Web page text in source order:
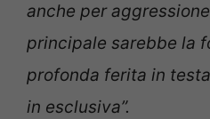
anche per
principale sarebbe la
profonda ferita in
in esclusiva”.